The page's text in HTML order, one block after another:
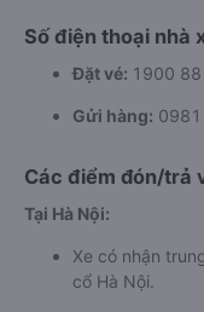
Số điện thoại nhà
Đặt vé: 1900
Gửi hàng:
Các điểm đón/trả
Tại Hà Nội:
Xe có nhận
cổ Hà Nội.